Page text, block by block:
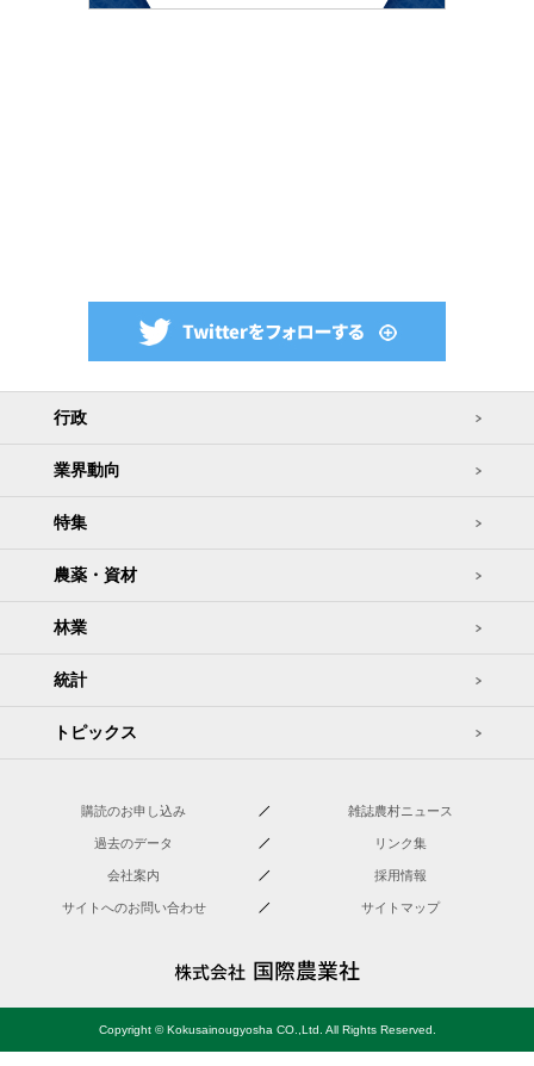
行政
業界動向
特集
農薬・資材
林業
統計
トピックス
購読のお申し込み 雑誌農村ニュース
過去のデータ リンク集
会社案内 採用情報
サイトへのお問い合わせ サイトマップ
Copyright © Kokusainougyosha CO.,Ltd. All Rights Reserved.